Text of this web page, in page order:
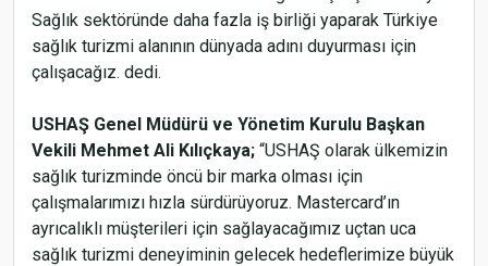
Sağlık sektöründe daha fazla iş birliği yaparak Türkiye
sağlık turizmi alanının dünyada adını duyurması için
çalışacağız. dedi.
USHAŞ Genel Müdürü ve Yönetim Kurulu Başkan
Vekili Mehmet Ali Kılıçkaya; “USHAŞ olarak ülkemizin
sağlık turizminde öncü bir marka olması için
çalışmalarımızı hızla sürdürüyoruz. Mastercard’ın
ayrıcalıklı müşterileri için sağlayacağımız uçtan uca
sağlık turizmi deneyiminin gelecek hedeflerimize büyük
Rusların kış tatili için en popüler ülkelerinde ikinci
sıradayız